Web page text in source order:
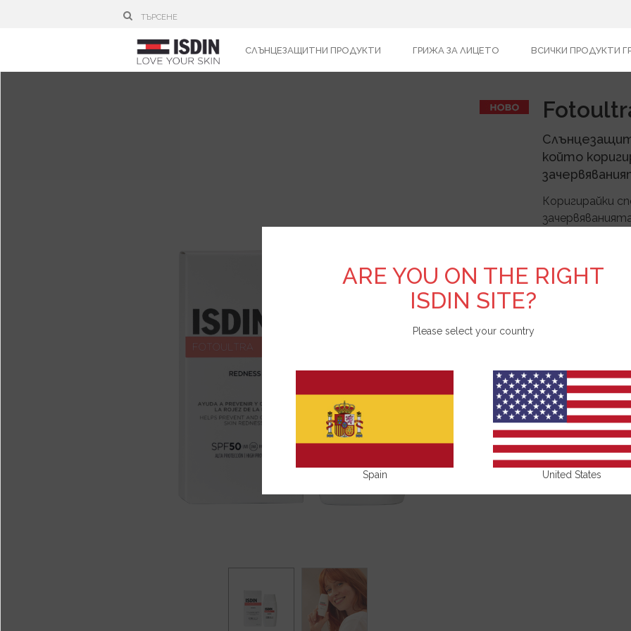
СЛЪНЦЕЗАЩИТНИ ПРОДУКТИ ГРИЖА ЗА ЛИЦЕТО ВСИЧКИ ПРОДУКТИ
който
Коригирайки
чувството за
Състав
Споделете!
ARE YOU ON THE RIGHT
ISDIN SITE?
Please select your country
Spain United States